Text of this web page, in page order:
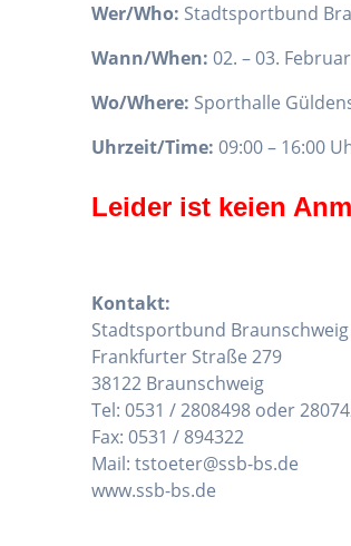
Wer/Who: Stadtsportbund
Wann/When:02. – 03.
Wo/Where: Sporthalle
Uhrzeit/Time:09:00 – 16:00
Leider ist keien
Kontakt:
Stadtsportbund Braunschweig
Frankfurter Straße 279
38122 Braunschweig
Tel: 0531 / 2808498 oder
Fax: 0531 / 894322
Mail: tstoeter@ssb-bs.de
www.ssb-bs.de